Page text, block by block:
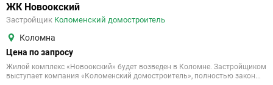
ЖК Новоокский
Застройщик Коломенский домостроитель
Коломна
Цена по запросу
Жилой комплекс «Новоокский» будет возведен в Коломне. Застройщиком
выступает компания «Коломенский домостроитель», полностью закон...